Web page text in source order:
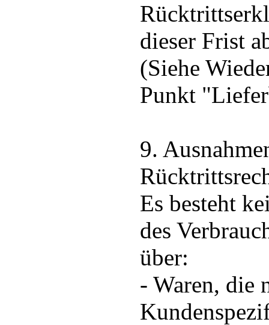
dieser Frist
(Siehe
Punkt
9.
Es besteht
des
über:
- Waren, die